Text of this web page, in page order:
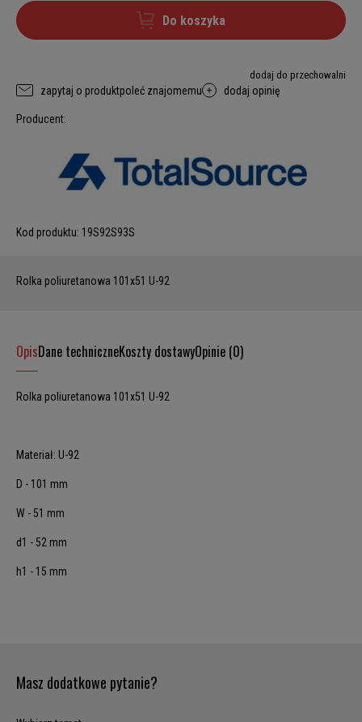
Do koszyka
dodaj do przechowalni
zapytaj o produktpoleć znajomemu dodaj opinię
Producent:
Kod produktu: 19S92S93S
Rolka poliuretanowa 101x51 U-92
OpisDane techniczneKoszty dostawyOpinie (0)
Rolka poliuretanowa 101x51 U-92
Materiał: U-92
D - 101 mm
W - 51 mm
d1 - 52 mm
h1 - 15 mm
Masz dodatkowe pytanie?